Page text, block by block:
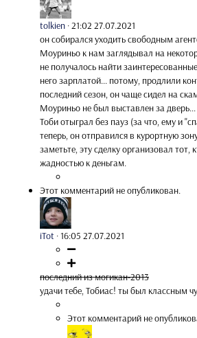
tolkien ·21:02 27.07.2021
он собирался уходить свободным
Моуриньо к нам заглядывал на
не получалось найти
него зарплатой... потому, продлили
последний сезон, он чаще сидел на
Моуриньо не был выставлен за дверь...
Тоби отыграл без пауз (за что, ему и
теперь, он отправился в курортную
заметьте, эту сделку организовал тот,
жадностью к деньгам.
Этот комментарий не опубликован.
iTot ·16:05 27.07.2021
последний из могикан-2013
удачи тебе, Тобиас! ты был классным
Этот комментарий не